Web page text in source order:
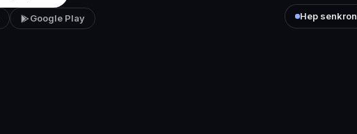
Google Play Hep senkron